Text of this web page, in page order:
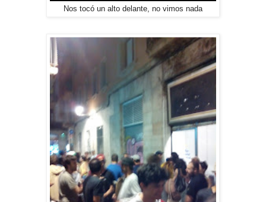
Nos tocó un alto delante, no vimos nada